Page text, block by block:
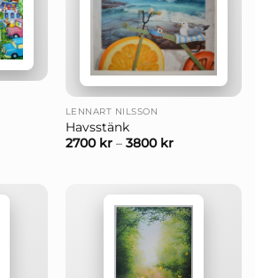
LENNART NILSSON
Havsstänk
2700 kr– 3800 kr